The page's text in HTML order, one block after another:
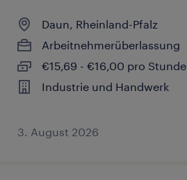
Daun, Rheinland-Pfalz
Arbeitnehmerüberlassung
€15,69 - €16,00 pro Stunde
Industrie und Handwerk
3. August 2026